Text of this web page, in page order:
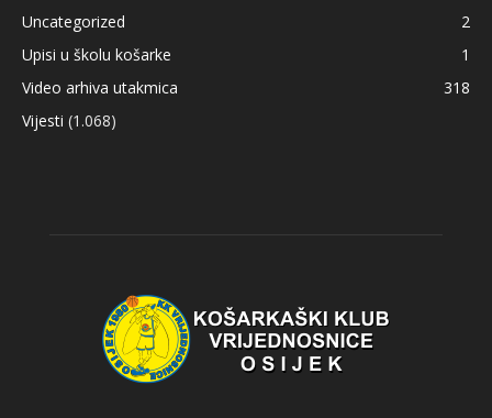
Uncategorized
2
Upisi u školu košarke
1
Video arhiva utakmica
318
Vijesti (1.068)